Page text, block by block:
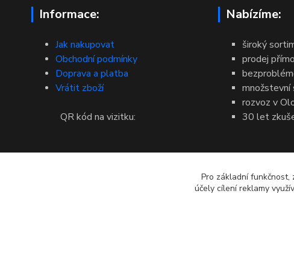
Informace:
Jak nakupovat
Obchodní podmínky
Doprava a platba
Vrátit zboží
QR kód na vizitku:
Nabízíme:
široký
prodej
množstevní
rozvoz v
30 let
Pro základní funkčnost,
účely cílení reklamy